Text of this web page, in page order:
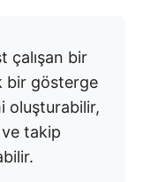
çalışan bir
bir gösterge
oluşturabilir,
takip